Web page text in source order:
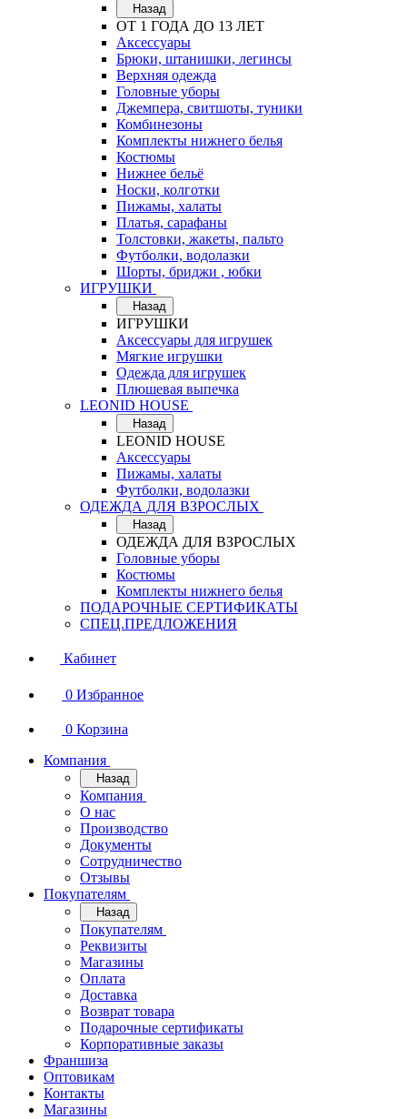
Назад
ОТ 1 ГОДА ДО 13 ЛЕТ
Аксессуары
Брюки, штанишки, легинсы
Верхняя одежда
Головные уборы
Джемпера, свитшоты, туники
Комбинезоны
Комплекты нижнего белья
Костюмы
Нижнее бельё
Носки, колготки
Пижамы, халаты
Платья, сарафаны
Толстовки, жакеты, пальто
Футболки, водолазки
Шорты, бриджи , юбки
ИГРУШКИ
Назад
ИГРУШКИ
Аксессуары для игрушек
Мягкие игрушки
Одежда для игрушек
Плюшевая выпечка
LEONID HOUSE
Назад
LEONID HOUSE
Аксессуары
Пижамы, халаты
Футболки, водолазки
ОДЕЖДА ДЛЯ ВЗРОСЛЫХ
Назад
ОДЕЖДА ДЛЯ ВЗРОСЛЫХ
Головные уборы
Костюмы
Комплекты нижнего белья
ПОДАРОЧНЫЕ СЕРТИФИКАТЫ
СПЕЦ.ПРЕДЛОЖЕНИЯ
Кабинет
0 Избранное
0 Корзина
Компания
Назад
Компания
О нас
Производство
Документы
Сотрудничество
Отзывы
Покупателям
Назад
Покупателям
Реквизиты
Магазины
Оплата
Доставка
Возврат товара
Подарочные сертификаты
Корпоративные заказы
Франшиза
Оптовикам
Контакты
Магазины